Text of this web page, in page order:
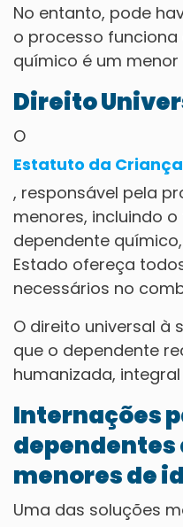
No entanto, pode
o processo
químico é um menor
Direito
O
Estatuto da
, responsável pela
menores, incluindo
dependente
Estado ofereça
necessários no
O direito universal à
que o dependente
humanizada,
Internações
menores de
Uma das soluções